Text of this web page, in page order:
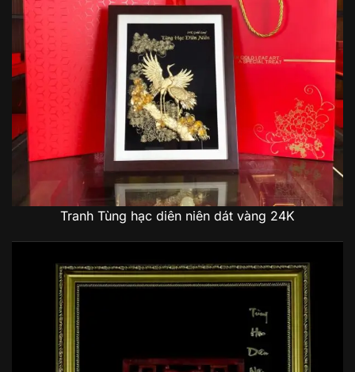
Tranh Tùng hạc diên niên dát vàng 24K